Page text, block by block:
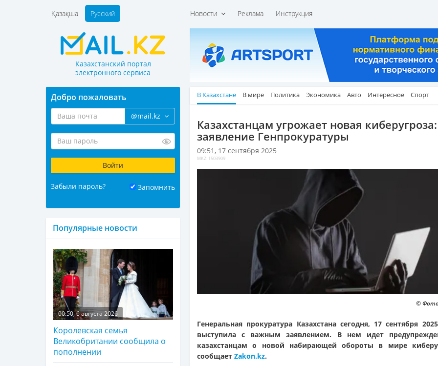
Новости Реклама Инструкция
Қазақша Русский
Казахстанский портал
электронного сервиса
В Казахстане В мире Политика Экономика Авто Интересное Спорт
Казахстанцам угрожает новая киберугроза:
заявление Генпрокуратуры
09:51, 17 сентября 2025
MKZ: 1503909
©
Генеральная прокуратура Казахстана сегодня, 17 сентября
выступила с важным заявлением. В нем идет
казахстанцам о новой набирающей обороты в мире
сообщает Zakon.kz.
Добро пожаловать
@mail.kz
Забыли пароль? Запомнить
Популярные новости
00:50, 6 августа 2026
Королевская семья
Великобритании сообщила о
пополнении